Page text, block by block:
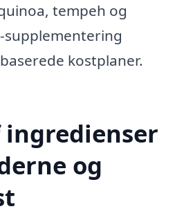
tempeh og
kostplaner.
og